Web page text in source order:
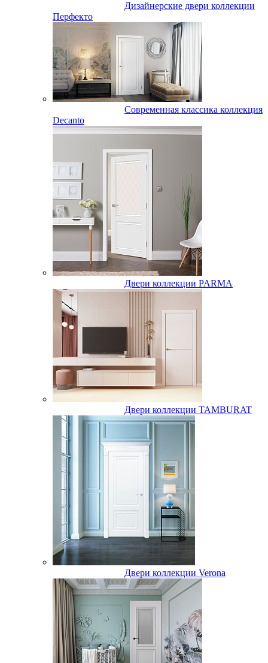
Дизайнерские двери коллекции
Перфекто
Современная классика коллекция
Decanto
Двери коллекции PARMA
Двери коллекции TAMBURAT
Двери коллекции Verona